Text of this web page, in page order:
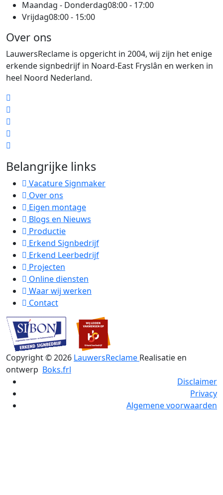
Maandag - Donderdag08:00 - 17:00
Vrijdag08:00 - 15:00
Over ons
LauwersReclame is opgericht in 2004, wij zijn het enige
erkende signbedrijf in Noard-East Fryslân en werken in
heel Noord Nederland.
Belangrijke links
Vacature Signmaker
Over ons
Eigen montage
Blogs en Nieuws
Productie
Erkend Signbedrijf
Erkend Leerbedrijf
Projecten
Online diensten
Waar wij werken
Contact
Copyright ©2026 LauwersReclame Realisatie en
ontwerp Boks.frl
Disclaimer
Privacy
Algemene voorwaarden